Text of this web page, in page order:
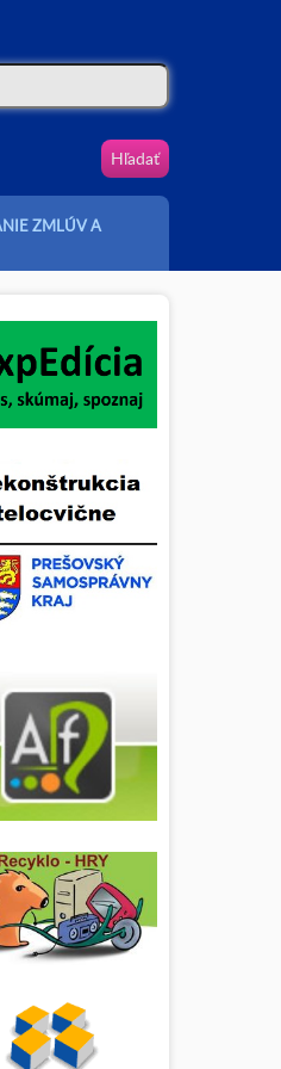
ZMLÚV A